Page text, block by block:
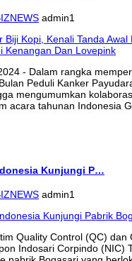
admin1
- Dalam rangka
Peduli Kanker
mengumumkan
acara tahunan Indonesia
Kunjungi P…
admin1
Quality Control (QC) dan
Indosari Corpindo (NIC)